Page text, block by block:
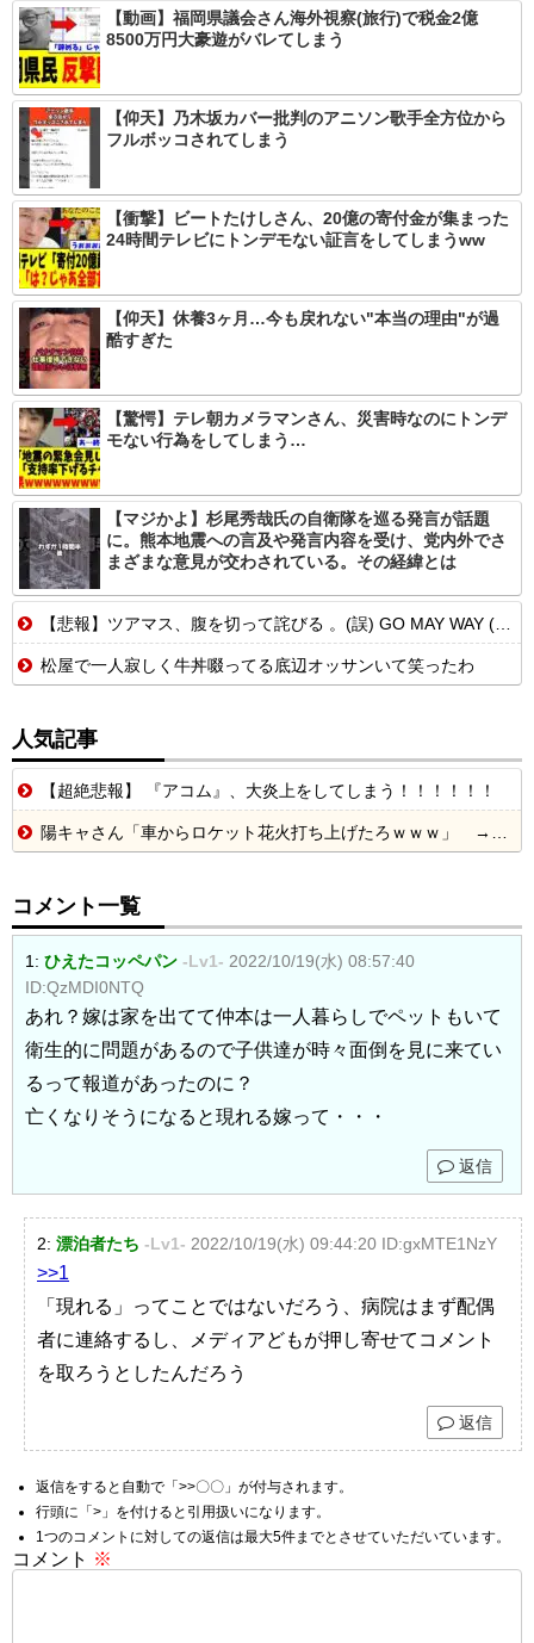
【動画】福岡県議会さん海外視察(旅行)で税金2億
8500万円大豪遊がバレてしまう
【仰天】乃木坂カバー批判のアニソン歌手全方位から
フルボッコされてしまう
【衝撃】ビートたけしさん、20億の寄付金が集まった
24時間テレビにトンデモない証言をしてしまうww
【仰天】休養3ヶ月…今も戻れない"本当の理由"が過
酷すぎた
【驚愕】テレ朝カメラマンさん、災害時なのにトンデ
モない行為をしてしまう…
【マジかよ】杉尾秀哉氏の自衛隊を巡る発言が話題
に。熊本地震への言及や発言内容を受け、党内外でさ
まざまな意見が交わされている。その経緯とは
【悲報】ツアマス、腹を切って詫びる 。(誤) GO MAY WAY (正) GO MY WAY!!
松屋で一人寂しく牛丼啜ってる底辺オッサンいて笑ったわ
人気記事
【超絶悲報】 『アコム』、大炎上をしてしまう！！！！！！
陽キャさん「車からロケット花火打ち上げたろｗｗｗ」 → サンルーフが閉まっていて無事車内に発射
コメント一覧
1: ひえたコッペパン -Lv1- 2022/10/19(水) 08:57:40
ID:QzMDI0NTQ
あれ？嫁は家を出てて仲本は一人暮らしでペットもいて
衛生的に問題があるので子供達が時々面倒を見に来てい
るって報道があったのに？
亡くなりそうになると現れる嫁って・・・
返信
2: 漂泊者たち -Lv1- 2022/10/19(水) 09:44:20 ID:gxMTE1NzY
>>1
あれ？嫁は家を出てて仲本は一人暮らしでペットもいて衛生的
に問題があるので子供達が時々面倒を見に来ているって報道が
あったのに？
「現れる」ってことではないだろう、病院はまず配偶
者に連絡するし、メディアどもが押し寄せてコメント
を取ろうとしたんだろう
返信
返信をすると自動で「>>〇〇」が付与されます。
行頭に「>」を付けると引用扱いになります。
1つのコメントに対しての返信は最大5件までとさせていただいています。
コメント ※